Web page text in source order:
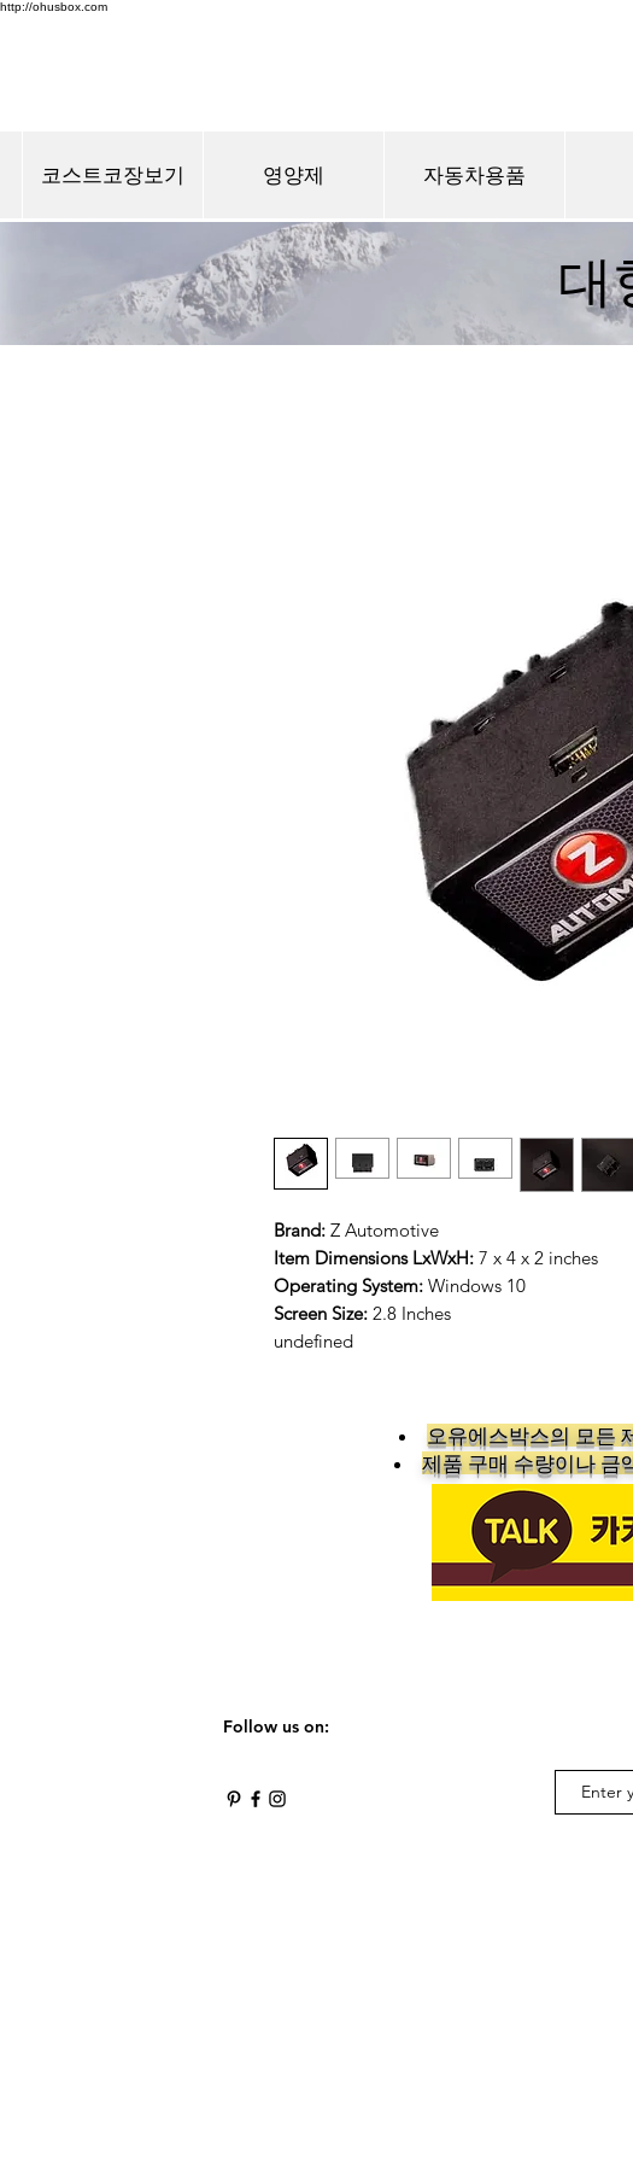
http://ohusbox.com
코스트코장보기 영양제 자동차용품
대
Brand: Z Automotive
Item Dimensions LxWxH: 7 x 4 x 2 inches
Operating System: Windows 10
Screen Size: 2.8 Inches
undefined
오유에스박스의 ​모든
제품 구매 수량이나 금
Follow us on: